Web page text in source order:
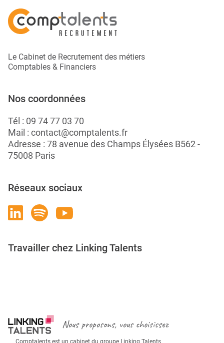
Le Cabinet de Recrutement des métiers
Comptables & Financiers
Nos coordonnées
Tél : 09 74 77 03 70
Mail : contact@comptalents.fr
Adresse : 78 avenue des Champs Élysées B562 -
75008 Paris
Réseaux sociaux
Travailler chez Linking Talents
Nous proposons, vous choisissez
Comptalents est un cabinet du groupe Linking Talents